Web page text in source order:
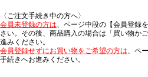
〈ご注文手続き中の方へ〉
会員未登録の方は、ページ中段の【会員登録
さい。その後、商品購入の場合は「買い物か
進みください。
会員登録せずにお買い物をご希望の方は、ペ
手続きへお進みください。